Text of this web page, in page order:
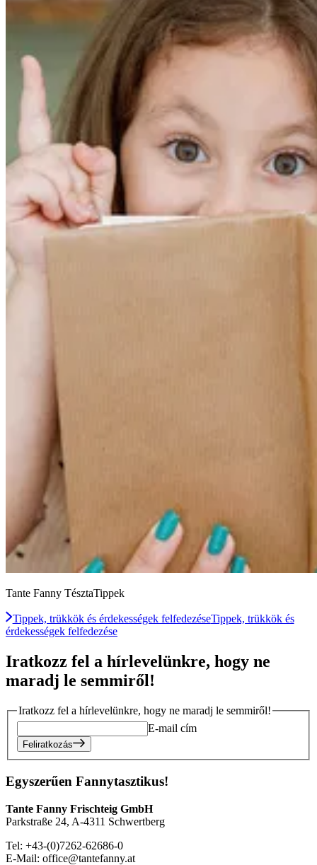
Tante Fanny TésztaTippek
Tippek, trükkök és érdekességek felfedezéseTippek, trükkök és
érdekességek felfedezése
Iratkozz fel a hírlevelünkre, hogy ne
maradj le semmiről!
Iratkozz fel a hírlevelünkre, hogy ne maradj le semmiről!
E-mail cím
Feliratkozás
Egyszerűen Fannytasztikus!
Tante Fanny Frischteig GmbH
Parkstraße 24, A-4311 Schwertberg
Tel: +43-(0)7262-62686-0
E-Mail: office@tantefanny.at